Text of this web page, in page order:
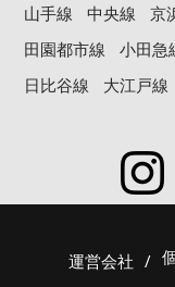
山手線 中央線 京
田園都市線
小田急
日比谷線
大江戸線
運営会社 /